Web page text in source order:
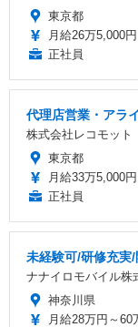
東京都
月給26万5,000
正社員
代理店営業・アラ
株式会社レコモット
東京都
月給33万5,000
正社員
未経験可/研修充実
ナナイロモバイル株
神奈川県
月給28万円～60